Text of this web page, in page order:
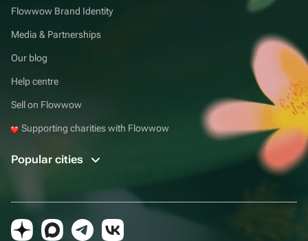
Flowwow Brand Identity
Media & Partnerships
Our blog
Help centre
Sell on Flowwow
Supporting charities with Flowwow
Popular cities